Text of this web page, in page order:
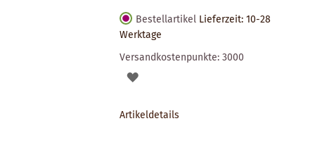
Bestellartikel Lieferzeit: 10-28
Werktage
Versandkostenpunkte:3000
AUF
Artikeldetails